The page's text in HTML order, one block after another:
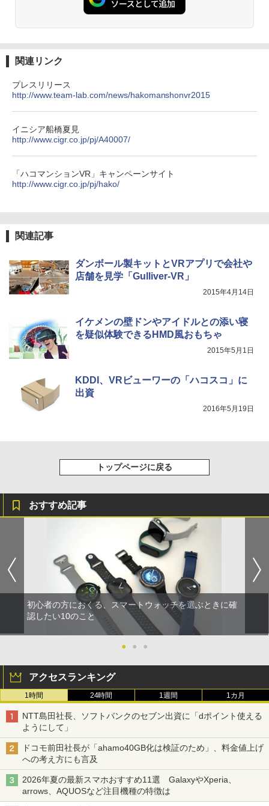
関連リンク
プレスリリース
http://www.team-lab.com/news/hakomanshonvr2015
イニシア船橋夏見
http://www.cigr.co.jp/pj/A40007/
「ハコマンションVR」キャンペーンサイト
http://www.cigr.co.jp/pj/hako/
関連記事
ダンボール製キットとVRアプリで会社や
店舗を見学「Gulliver-VR」
2015年4月14日
イケメンの壁ドンやアイドルとの添い寝
を疑似体験できるHMD風おもちゃ
2015年5月1日
KDDI、VRビューワーの「ハコスコ」に
出資
2016年5月19日
トップページに戻る
おすすめ記事
初心者の方におくる、スマートウォッチを選ぶときに確
認したい10のこと
● ● ●
アクセスランキング
1時間 24時間 1週間 1カ月
NTT島田社長、ソフトバンクのセブン出資に「dポイント使える
ようにして」
ドコモ前田社長が「ahamo40GB化は検証のため」、料金値上げ
への考え方にも言及
2026年夏の最新スマホおすすめ11選 GalaxyやXperia、
arrows、AQUOSなど注目機種の特徴は